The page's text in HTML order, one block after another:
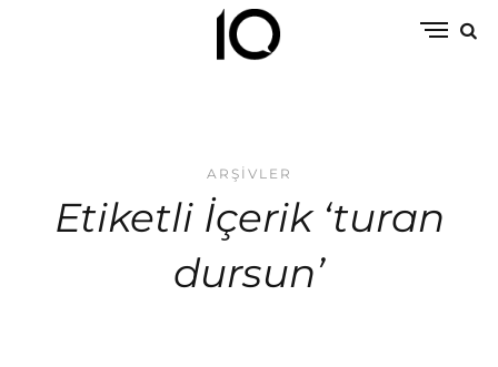
ARŞIVLER
Etiketli İçerik ‘turan
dursun’